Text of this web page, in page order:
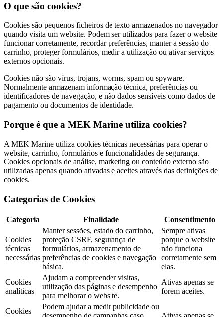
O que são cookies?
Cookies são pequenos ficheiros de texto armazenados no navegador
quando visita um website. Podem ser utilizados para fazer o website
funcionar corretamente, recordar preferências, manter a sessão do
carrinho, proteger formulários, medir a utilização ou ativar serviços
externos opcionais.
Cookies não são vírus, trojans, worms, spam ou spyware.
Normalmente armazenam informação técnica, preferências ou
identificadores de navegação, e não dados sensíveis como dados de
pagamento ou documentos de identidade.
Porque é que a MEK Marine utiliza cookies?
A MEK Marine utiliza cookies técnicas necessárias para operar o
website, carrinho, formulários e funcionalidades de segurança.
Cookies opcionais de análise, marketing ou conteúdo externo são
utilizadas apenas quando ativadas e aceites através das definições de
cookies.
Categorias de Cookies
Categoria Finalidade Consentimento
Cookies
técnicas
necessárias
Manter sessões, estado do carrinho,
proteção CSRF, segurança de
formulários, armazenamento de
preferências de cookies e navegação
básica.
Sempre ativas
porque o website
não funciona
corretamente sem
elas.
Cookies
analíticas
Ajudam a compreender visitas,
utilização das páginas e desempenho
para melhorar o website.
Ativas apenas se
forem aceites.
Cookies
Podem ajudar a medir publicidade ou